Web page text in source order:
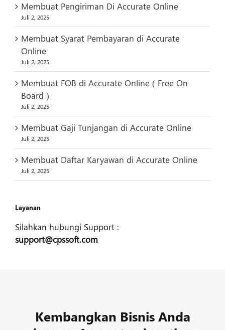
Membuat Pengiriman Di Accurate Online
Juli 2, 2025
Membuat Syarat Pembayaran di Accurate
Online
Juli 2, 2025
Membuat FOB di Accurate Online ( Free On
Board )
Juli 2, 2025
Membuat Gaji Tunjangan di Accurate Online
Juli 2, 2025
Membuat Daftar Karyawan di Accurate Online
Juli 2, 2025
Layanan
Silahkan hubungi Support :
support@cpssoft.com
Kembangkan Bisnis Anda